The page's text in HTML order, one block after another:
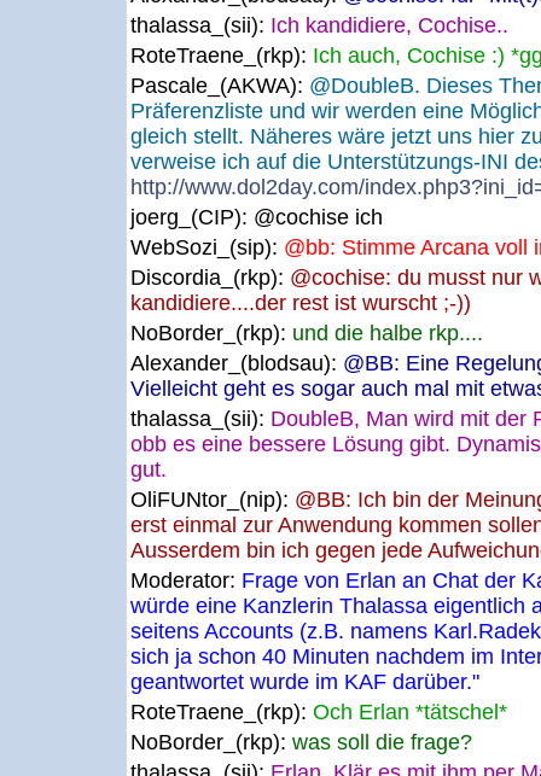
thalassa_(sii): Ich kandidiere, Cochise..
RoteTraene_(rkp): Ich auch, Cochise :)
Pascale_(AKWA): @DoubleB. Dieses
Präferenzliste und wir werden eine
gleich stellt. Näheres wäre jetzt uns hier
verweise ich auf die Unterstützungs-INI
http://www.dol2day.com/
joerg_(CIP): @cochise ich
WebSozi_(sip): @bb: Stimme Arcana voll
Discordia_(rkp): @cochise: du musst nur
kandidiere....der rest ist wurscht ;-))
NoBorder_(rkp): und die halbe rkp....
Alexander_(blodsau): @BB: Eine
Vielleicht geht es sogar auch mal mit
thalassa_(sii): DoubleB, Man wird mit der
obb es eine bessere Lösung gibt.
gut.
OliFUNtor_(nip): @BB: Ich bin der
erst einmal zur Anwendung kommen
Ausserdem bin ich gegen jede
Moderator: Frage von Erlan an Chat der
würde eine Kanzlerin Thalassa eigentlich
seitens Accounts (z.B. namens
sich ja schon 40 Minuten nachdem im
geantwortet wurde im KAF darüber."
RoteTraene_(rkp): Och Erlan *tätschel*
NoBorder_(rkp): was soll die frage?